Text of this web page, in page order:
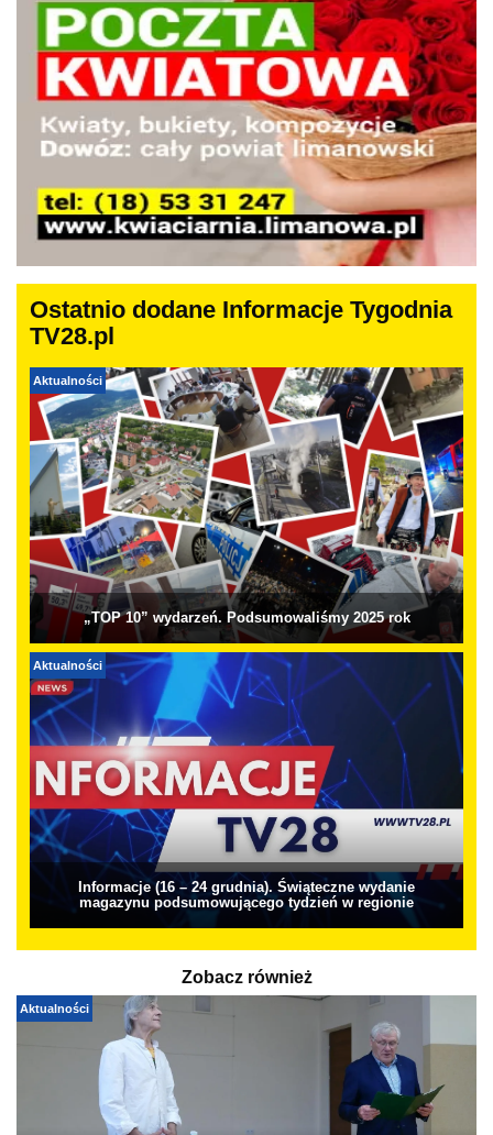
Ostatnio dodane Informacje Tygodnia
TV28.pl
Aktualności
„TOP 10” wydarzeń. Podsumowaliśmy 2025 rok
Aktualności
Informacje (16 – 24 grudnia). Świąteczne wydanie
magazynu podsumowującego tydzień w regionie
Zobacz również
Aktualności